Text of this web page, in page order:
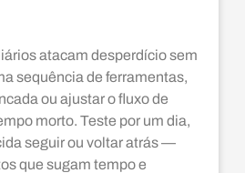
atacam desperdício sem
sequência de ferramentas,
ou ajustar o fluxo de
morto. Teste por um dia,
seguir ou voltar atrás —
que sugam tempo e